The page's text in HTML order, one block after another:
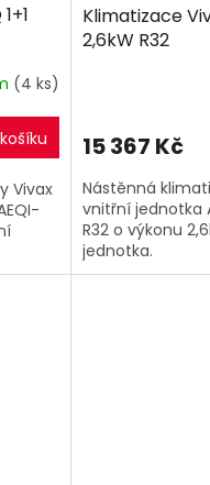
(4 ks)
Vivax
Klimatizace
2,6kW R32
15 367 Kč
Nástěnná
vnitřní jednotka
R32 o výkonu
jednotka.